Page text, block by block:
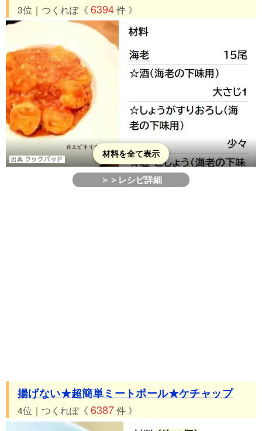
3位｜つくれぽ《 6394件 》
材料を全て表示
＞＞レシピ詳細
揚げない★超簡単ミートボール★ケチャップ
4位｜つくれぽ《 6387件 》